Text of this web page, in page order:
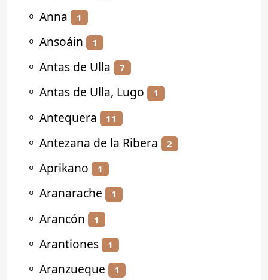
⚬ Anna 1
⚬ Ansoáin 1
⚬ Antas de Ulla 7
⚬ Antas de Ulla, Lugo 1
⚬ Antequera 11
⚬ Antezana de la Ribera 2
⚬ Aprikano 1
⚬ Aranarache 1
⚬ Arancón 1
⚬ Arantiones 1
⚬ Aranzueque 1